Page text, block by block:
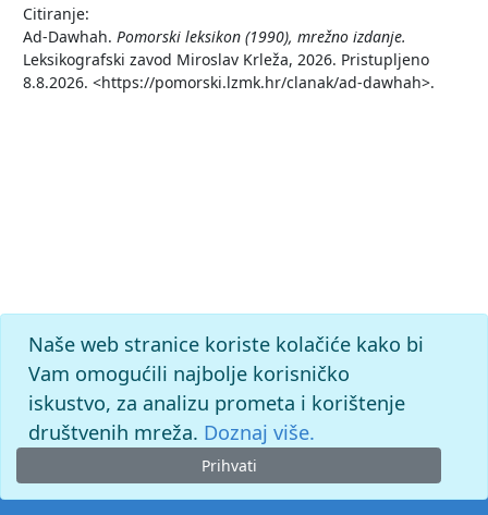
Citiranje:
Ad-Dawhah. Pomorski leksikon (1990), mrežno izdanje.
Leksikografski zavod Miroslav Krleža, 2026. Pristupljeno
8.8.2026. <https://pomorski.lzmk.hr/clanak/ad-dawhah>.
Naše web stranice koriste kolačiće kako bi
Vam omogućili najbolje korisničko
iskustvo, za analizu prometa i korištenje
društvenih mreža. Doznaj više.
Prihvati
© 2026. -Leksikografski zavodMiroslav Krleža